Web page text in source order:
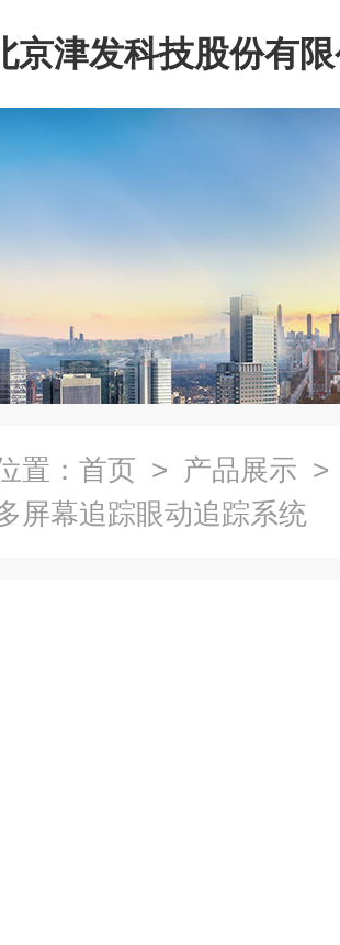
京津发科技股份有
置： 首页 > 产品展示 >
屏幕追踪眼动追踪系统